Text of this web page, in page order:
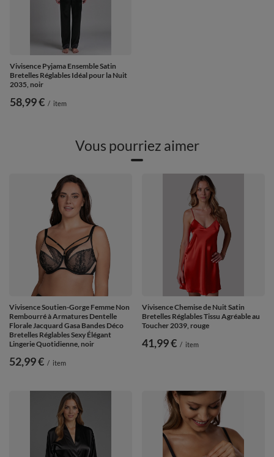
Vivisence Pyjama Ensemble Satin
Bretelles Réglables Idéal pour la Nuit
2035, noir
58,99 € / item
Vous pourriez aimer
Vivisence Soutien-Gorge Femme Non
Rembourré à Armatures Dentelle
Florale Jacquard Gasa Bandes Déco
Bretelles Réglables Sexy Élégant
Lingerie Quotidienne, noir
52,99 € / item
Vivisence Chemise de Nuit Satin
Bretelles Réglables Tissu Agréable au
Toucher 2039, rouge
41,99 € / item